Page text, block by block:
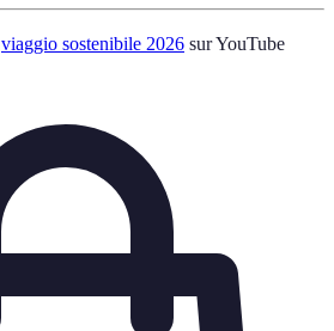
viaggio sostenibile 2026 sur YouTube